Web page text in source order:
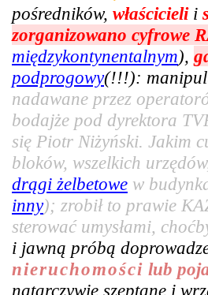
pośredników, właścicielii
zorganizowano cyfrowe
międzykontynentalnym),
podprogowy(!!!):
nadawane przez
bodajże pod dyrektora
się Piotr Niżyński. Jakim
bloków, wszelkich
drągi żelbetowe w
inny); zrobił to prawie
sterować umysłami,
i jawną próbą
nieruchomości lub
natarczywie szeptane i